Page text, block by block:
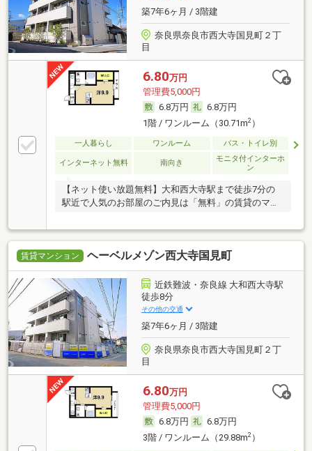
築7年6ヶ月 / 3階建
奈良県奈良市西大寺国見町２丁
目
6.80万円
管理費5,000円
6.8万円
6.8万円
1階 / ワンルーム（30.71m2）
一人暮らし ワンルーム バス・トイレ別
インターネット無料 南向き
モニタ付インターホ
ン
【ネット使い放題無料】大和西大寺駅まで徒歩7分の
駅近で人気のお部屋のご内見は「無料」の賃貸のマサ
賃貸マンション ヘーベルメゾン西大寺国見町
近鉄難波・奈良線 大和西大寺駅
徒歩8分
その他の交通
築7年6ヶ月 / 3階建
奈良県奈良市西大寺国見町２丁
目
6.80万円
管理費5,000円
6.8万円
6.8万円
3階 / ワンルーム（29.88m2）